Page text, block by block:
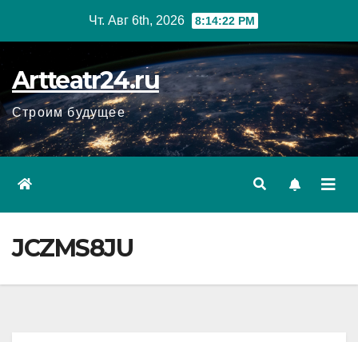
Чт. Авг 6th, 2026 8:14:23 PM
Artteatr24.ru
Строим будущее
JCZMS8JU